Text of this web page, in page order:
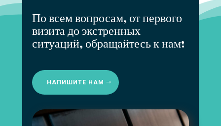
По всем вопросам, от первого
визита до экстренных
ситуаций, обращайтесь к нам!
НАПИШИТЕ НАМ